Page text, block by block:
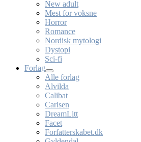
New adult
Mest for voksne
Horror
Romance
Nordisk mytologi
Dystopi
Sci-fi
Forlag
Alle forlag
Alvilda
Calibat
Carlsen
DreamLitt
Facet
Forfatterskabet.dk